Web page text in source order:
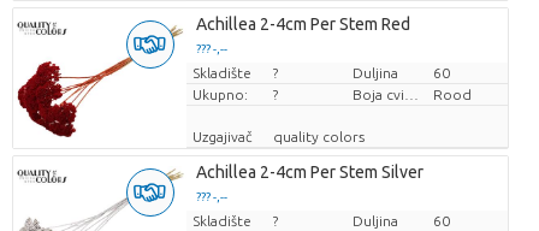
Achillea 2-4cm Per Stem Red
??? -,--
Cijena po komadu
Skladište ? Duljina
60
Ukupno:
? Rood
Uzgajivač quality colors
Achillea 2-4cm Per Stem Silver
??? -,--
Cijena po komadu
Skladište ? Duljina
60